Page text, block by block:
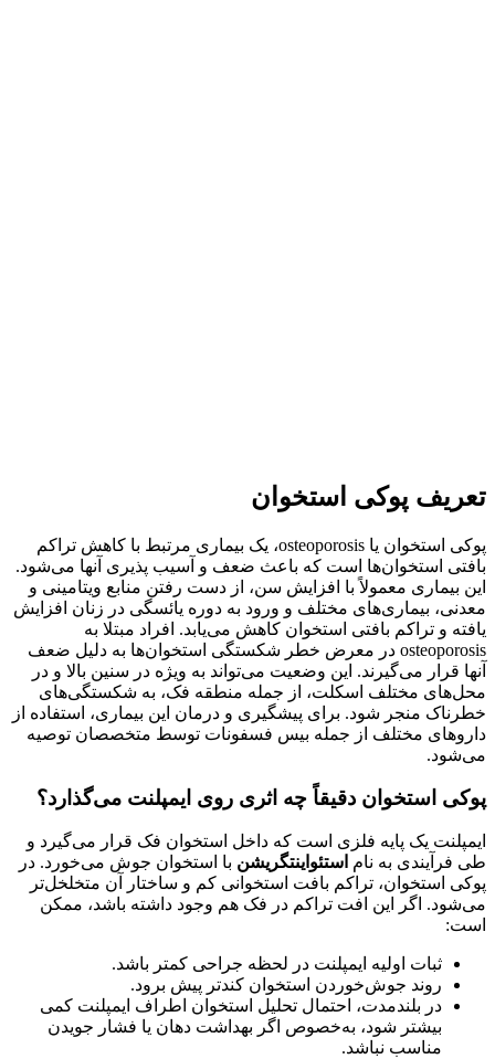
تعریف پوکی استخوان
پوکی استخوان یا osteoporosis، یک بیماری مرتبط با کاهش تراکم
بافتی استخوان‌ها است که باعث ضعف و آسیب پذیری آنها می‌شود.
این بیماری معمولاً با افزایش سن، از دست رفتن منابع ویتامینی و
معدنی، بیماری‌های مختلف و ورود به دوره یائسگی در زنان افزایش
یافته و تراکم بافتی استخوان کاهش می‌یابد. افراد مبتلا به
osteoporosis در معرض خطر شکستگی استخوان‌ها به دلیل ضعف
آنها قرار می‌گیرند. این وضعیت می‌تواند به ویژه در سنین بالا و در
محل‌های مختلف اسکلت، از جمله منطقه فک، به شکستگی‌های
خطرناک منجر شود. برای پیشگیری و درمان این بیماری، استفاده از
داروهای مختلف از جمله بیس فسفونات توسط متخصصان توصیه
می‌شود.
پوکی استخوان دقیقاً چه اثری روی ایمپلنت می‌گذارد؟
ایمپلنت یک پایه فلزی است که داخل استخوان فک قرار می‌گیرد و
طی فرآیندی به نام استئواینتگریشن با استخوان جوش می‌خورد. در
پوکی استخوان، تراکم بافت استخوانی کم و ساختار آن متخلخل‌تر
می‌شود. اگر این افت تراکم در فک هم وجود داشته باشد، ممکن
است:
ثبات اولیه ایمپلنت در لحظه جراحی کمتر باشد.
روند جوش‌خوردن استخوان کندتر پیش برود.
در بلندمدت، احتمال تحلیل استخوان اطراف ایمپلنت کمی
بیشتر شود، به‌خصوص اگر بهداشت دهان یا فشار جویدن
مناسب نباشد.